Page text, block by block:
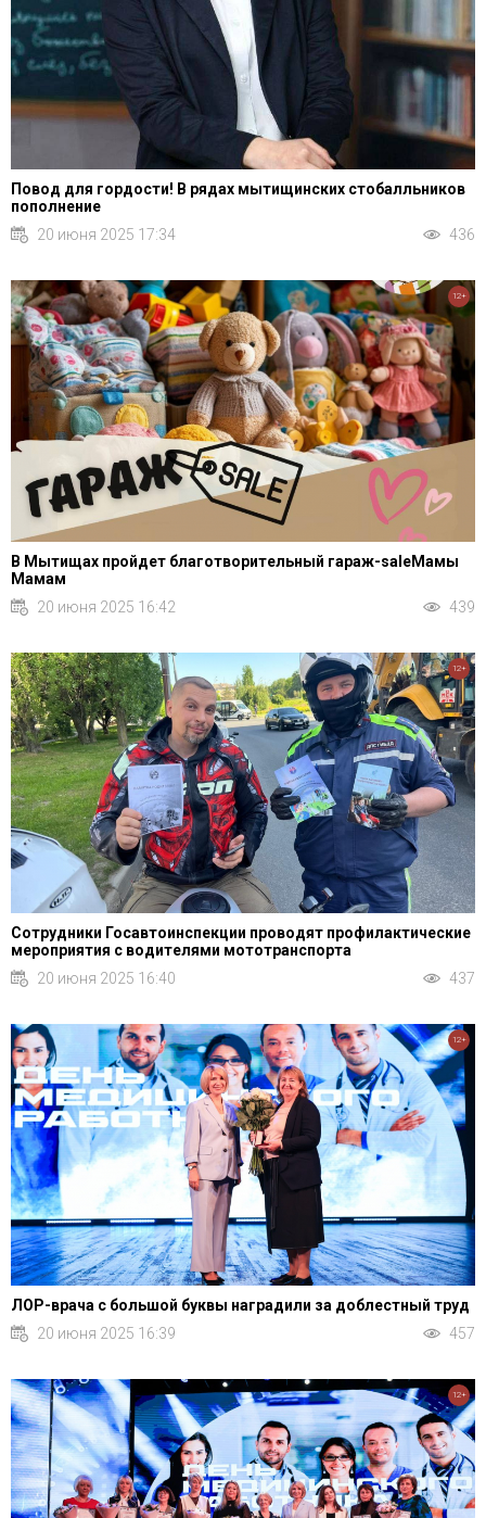
Повод для гордости! В рядах мытищинских стобалльников
пополнение
20 июня 2025 17:34
436
В Мытищах пройдет благотворительный гараж-saleМамы
Мамам
20 июня 2025 16:42
439
12+
Сотрудники Госавтоинспекции проводят профилактические
мероприятия с водителями мототранспорта
20 июня 2025 16:40
437
12+
ЛОР-врача с большой буквы наградили за доблестный труд
20 июня 2025 16:39
457
12+
12+